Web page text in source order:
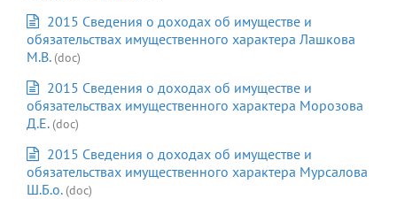
2015 Сведения о доходах об имуществе и
обязательствах имущественного характера Лашкова
М.В. (doc)
2015 Сведения о доходах об имуществе и
обязательствах имущественного характера Морозова
Д.Е. (doc)
2015 Сведения о доходах об имуществе и
обязательствах имущественного характера Мурсалова
Ш.Б.о. (doc)